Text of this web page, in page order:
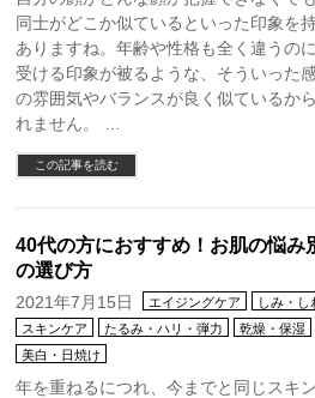
同士がどこか似ているといった印象を
ありますね。年齢や性格も全く違うの
受ける印象が被るような、そういった
の雰囲気やバランスが良く似ているか
れません。 …
この記事を読む
40代の方におすすめ！お肌の悩み
の選び方
2021年7月15日 エイジングケア
しみ・し
スキンケア
たるみ・ハリ・弾力 乾燥・保湿
美白・日焼け
年を重ねるにつれ、今までと同じスキ